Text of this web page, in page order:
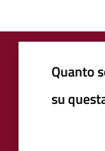
Quanto
su